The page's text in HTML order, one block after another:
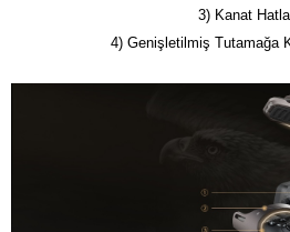
3) Kanat
4) Genişletilmiş Tutamağa